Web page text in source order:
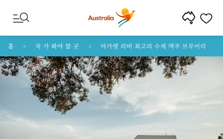
콘텐트로 건너뛰기
꼬리말 내비게이션으로 건너뛰기
홈 꼭 가 봐야 할 곳 마가렛 리버 최고의 수제 맥주 브루어리